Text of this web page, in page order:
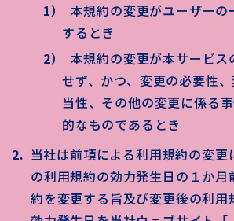
本規約の変更がユーザー
するとき
本規約の変更が本サービス
せず、かつ、変更の必要性
当性、その他の変更に係る
的なものであるとき
当社は前項による利用規約の変更
の利用規約の効力発生日の１か月
約を変更する旨及び変更後の利用